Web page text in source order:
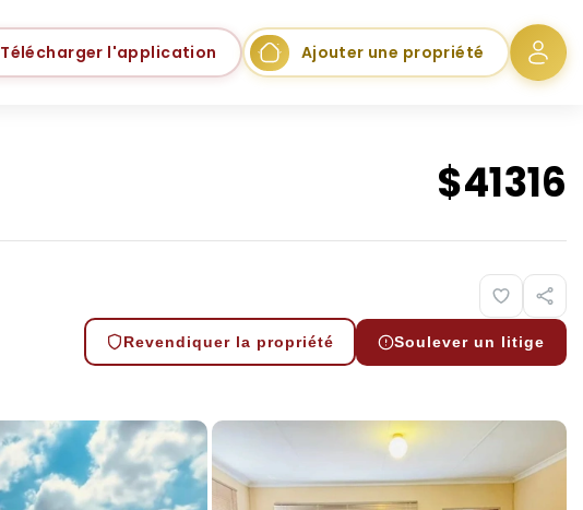
Télécharger l'application Ajouter une propriété
$41316
Revendiquer la propriété Soulever un litige